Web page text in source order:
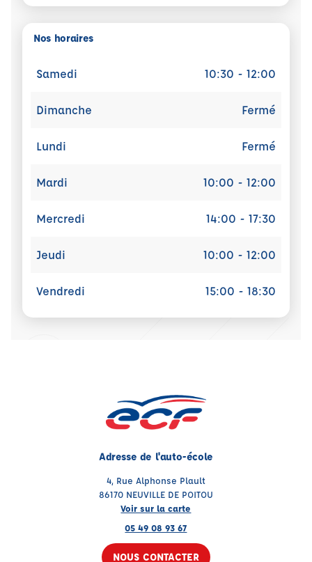
Nos horaires
Samedi 10:30 - 12:00
Dimanche Fermé
Lundi Fermé
Mardi 10:00 - 12:00
Mercredi 14:00 - 17:30
Jeudi 10:00 - 12:00
Vendredi 15:00 - 18:30
Adresse de l'auto-école
4, Rue Alphonse Plault
86170 NEUVILLE DE POITOU
Voir sur la carte
05 49 08 93 67
NOUS CONTACTER